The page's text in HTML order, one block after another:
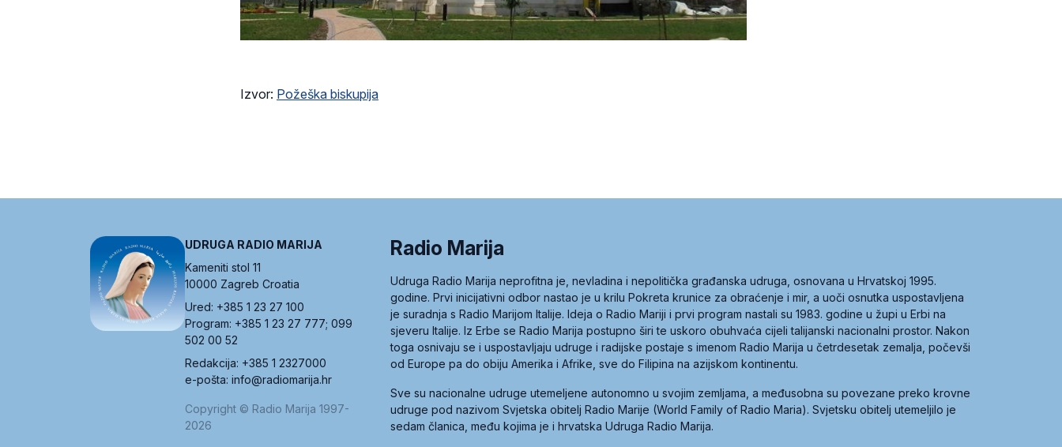
Izvor: Požeška biskupija
UDRUGA RADIO MARIJA
Kameniti stol 11
10000 Zagreb Croatia
Ured: +385 1 23 27 100
Program: +385 1 23 27 777; 099
502 00 52
Redakcija: +385 1 2327000
e-pošta: info@radiomarija.hr
Copyright © Radio Marija 1997-
2026
Radio Marija
Udruga Radio Marija neprofitna je, nevladina i nepolitička građanska udruga, osnovana u Hrvatskoj 1995.
godine. Prvi inicijativni odbor nastao je u krilu Pokreta krunice za obraćenje i mir, a uoči osnutka uspostavljena
je suradnja s Radio Marijom Italije. Ideja o Radio Mariji i prvi program nastali su 1983. godine u župi u Erbi na
sjeveru Italije. Iz Erbe se Radio Marija postupno širi te uskoro obuhvaća cijeli talijanski nacionalni prostor. Nakon
toga osnivaju se i uspostavljaju udruge i radijske postaje s imenom Radio Marija u četrdesetak zemalja, počevši
od Europe pa do obiju Amerika i Afrike, sve do Filipina na azijskom kontinentu.
Sve su nacionalne udruge utemeljene autonomno u svojim zemljama, a međusobna su povezane preko krovne
udruge pod nazivom Svjetska obitelj Radio Marije (World Family of Radio Maria). Svjetsku obitelj utemeljilo je
sedam članica, među kojima je i hrvatska Udruga Radio Marija.